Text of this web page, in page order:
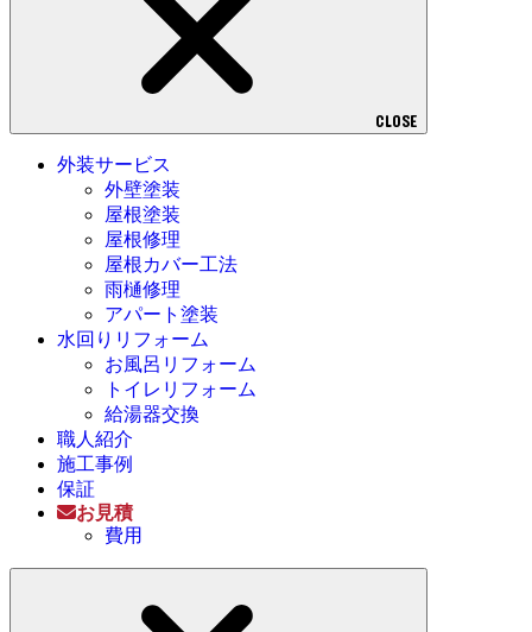
CLOSE
外装サービス
外壁塗装
屋根塗装
屋根修理
屋根カバー工法
雨樋修理
アパート塗装
水回りリフォーム
お風呂リフォーム
トイレリフォーム
給湯器交換
職人紹介
施工事例
保証
お見積
費用